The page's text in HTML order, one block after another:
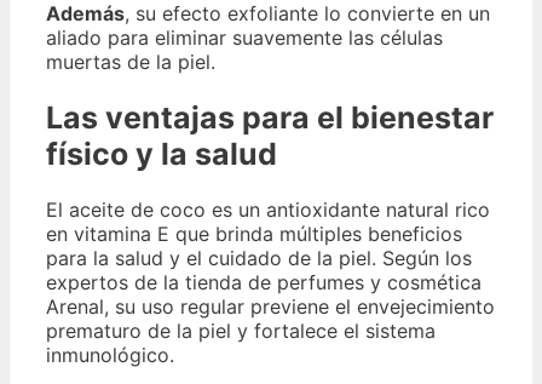
Además, su efecto exfoliante lo convierte en un
aliado para eliminar suavemente las células
muertas de la piel.
Las ventajas para el bienestar
físico y la salud
El aceite de coco es un antioxidante natural rico
en vitamina E que brinda múltiples beneficios
para la salud y el cuidado de la piel. Según los
expertos de la tienda de perfumes y cosmética
Arenal, su uso regular previene el envejecimiento
prematuro de la piel y fortalece el sistema
inmunológico.